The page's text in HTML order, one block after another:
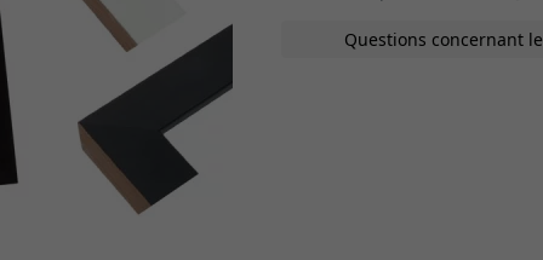
Questions concernant